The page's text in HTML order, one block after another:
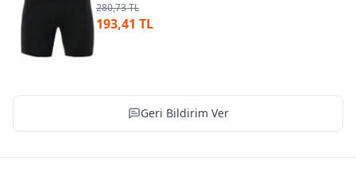
280,73 TL
193,41 TL
Geri Bildirim Ver